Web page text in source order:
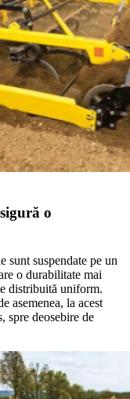
o
sunt suspendate pe un
o durabilitate mai
distribuită uniform.
asemenea, la acest
spre deosebire de